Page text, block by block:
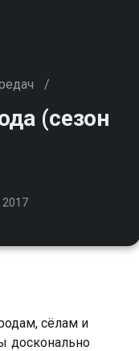
/
(сезон
2017
сёлам и
досконально